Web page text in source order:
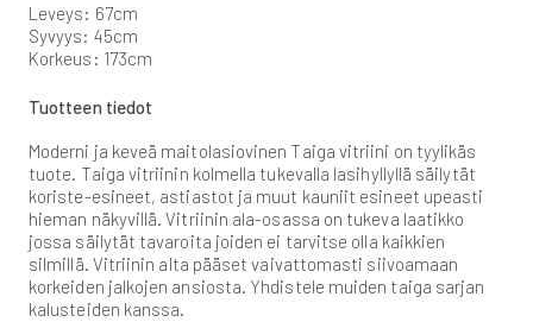
Leveys: 67cm
Syvyys: 45cm
Korkeus: 173cm
Tuotteen tiedot
Moderni ja keveä maitolasiovinen Taiga vitriini on tyylikäs
tuote. Taiga vitriinin kolmella tukevalla lasihyllyllä säilytät
koriste-esineet, astiastot ja muut kauniit esineet upeasti
hieman näkyvillä. Vitriinin ala-osassa on tukeva laatikko
jossa säilytät tavaroita joiden ei tarvitse olla kaikkien
silmillä. Vitriinin alta pääset vaivattomasti siivoamaan
korkeiden jalkojen ansiosta. Yhdistele muiden taiga sarjan
kalusteiden kanssa.